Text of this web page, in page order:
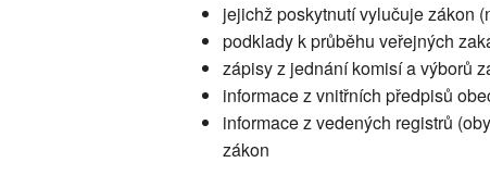
jejichž poskytnutí vylučuje zákon
podklady k průběhu veřejných
zápisy z jednání komisí a výborů
informace z vnitřních předpisů
informace z vedených registrů
zákon